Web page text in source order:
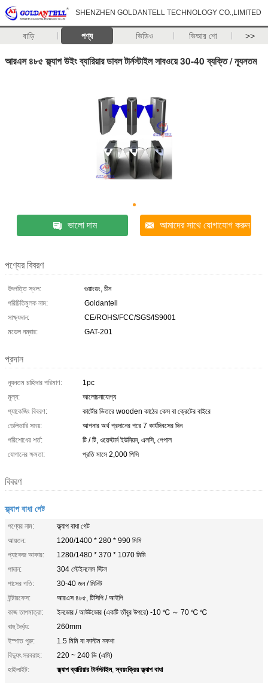
SHENZHEN GOLDANTELL TECHNOLOGY CO.,LIMITED
বাড়ি পণ্য ভিডিও ভিআর শো >>
আরএস ৪৮৫ ফ্ল্যাপ উইং ব্যারিয়ার ডাবল টার্নস্টাইল সাবওয়ে 30-40 ব্যক্তি / ন্যূনতম
ভালো দাম আমাদের সাথে যোগাযোগ করুন
পণ্যের বিবরণ
উৎপত্তি স্থল:
গুয়াংডং, চীন
পরিচিতিমুলক নাম:
Goldantell
সাক্ষ্যদান:
CE/ROHS/FCC/SGS/IS9001
মডেল নম্বার:
GAT-201
প্রদান
ন্যূনতম চাহিদার পরিমাণ:
1pc
মূল্য:
আলোচনাযোগ্য
প্যাকেজিং বিবরণ:
কার্টোর ভিতরে wooden কাঠের কেস বা ক্রেটের বাইরে
ডেলিভারি সময়:
আপনার অর্থ প্রদানের পরে 7 কার্যদিবসের দিন
পরিশোধের শর্ত:
টি / টি, ওয়েস্টার্ন ইউনিয়ন, এলসি, পেপাল
যোগানের ক্ষমতা:
প্রতি মাসে 2,000 পিসি
বিবরণ
ফ্ল্যাপ বাধা গেট
পণ্যের নাম:
ফ্ল্যাপ বাধা গেট
আয়তন:
1200/1400 * 280 * 990 মিমি
প্যাকেজ আকার:
1280/1480 * 370 * 1070 মিমি
পাদান:
304 স্টেইনলেস স্টিল
পাসের গতি:
30-40 জন / মিনিট
ইন্টারফেস:
আরএস ৪৮৫, টিসিপি / আইপি
কাজ তাপমাত্রা:
ইনডোর / আউটডোর (একটি তাঁবুর উপরে) -10 ℃ ～ 70 ℃ ℃
বাহু দৈর্ঘ্য:
260mm
ইস্পাত পুরু:
1.5 মিমি বা কাস্টম নকশা
বিদ্যুৎ সরবরাহ:
220 ~ 240 ভি (এসি)
হাইলাইট:
ফ্ল্যাপ ব্যারিয়ার টার্নস্টাইল,স্বয়ংক্রিয় ফ্ল্যাপ বাধা